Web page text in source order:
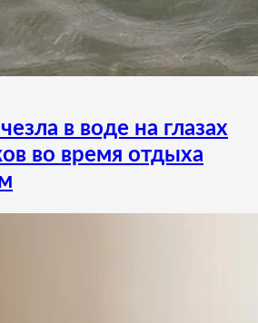
в воде на глазах
во время отдыха